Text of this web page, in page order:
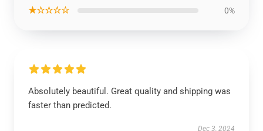
★☆☆☆☆ 0%
Absolutely beautiful. Great quality and shipping was
faster than predicted.
Dec 3, 2024